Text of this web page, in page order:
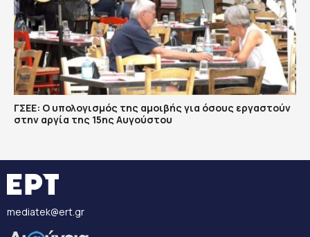
ΓΣΕΕ: Ο υπολογισμός της αμοιβής για όσους εργαστούν
στην αργία της 15ης Αυγούστου
mediatek@ert.gr